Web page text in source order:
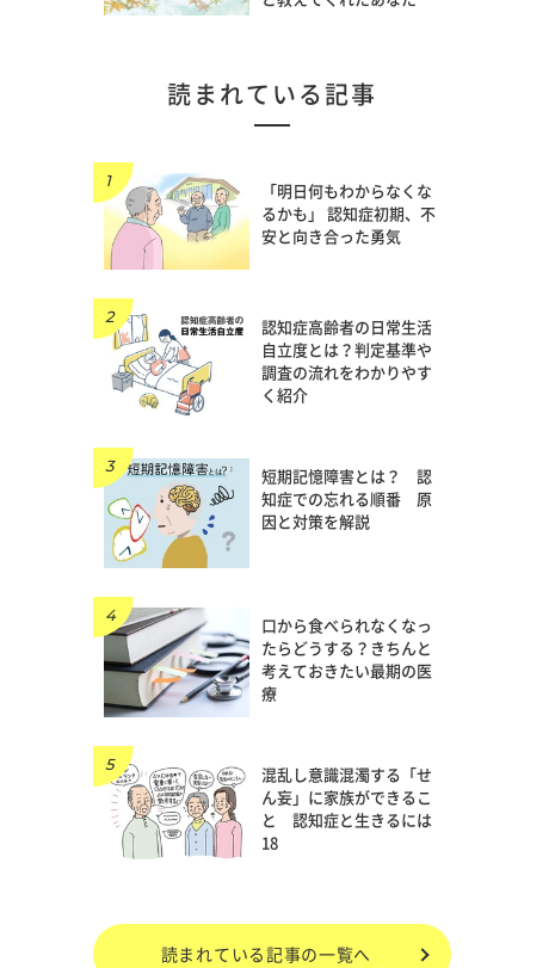
読まれている記事
「明日何もわからなくな
るかも」 認知症初期、不
安と向き合った勇気
認知症高齢者の日常生活
自立度とは？判定基準や
調査の流れをわかりやす
く紹介
短期記憶障害とは？ 認
知症での忘れる順番 原
因と対策を解説
口から食べられなくなっ
たらどうする？きちんと
考えておきたい最期の医
療
混乱し意識混濁する「せ
ん妄」に家族ができるこ
と 認知症と生きるには
18
読まれている記事の一覧へ